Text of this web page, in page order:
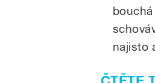
najisto